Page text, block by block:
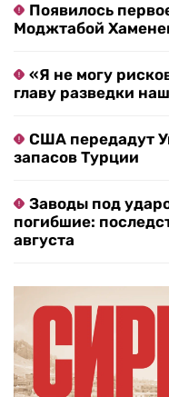
Появилось
Моджтабой
«Я не могу
главу разведки
США передадут
запасов Турции
Заводы под
погибшие:
августа